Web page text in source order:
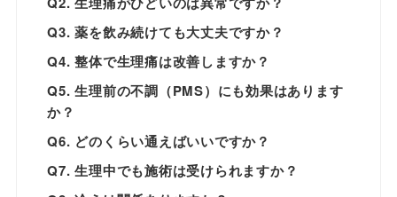
Q3. 薬を飲み続けても大丈夫ですか？
Q4. 整体で生理痛は改善しますか？
Q5. 生理前の不調（PMS）にも効果はあります
か？
Q6. どのくらい通えばいいですか？
Q7. 生理中でも施術は受けられますか？